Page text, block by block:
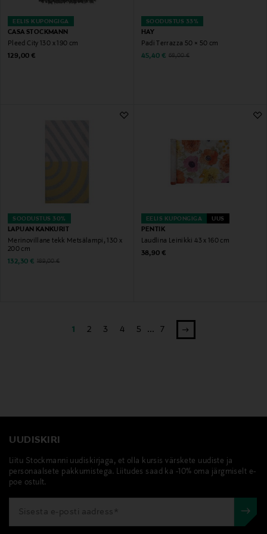
EELIS KUPONGIGA
CASA STOCKMANN
Pleed City 130 x 190 cm
Original Price
129,00 €
SOODUSTUS 33%
HAY
Padi Terrazza 50 × 50 cm
Discounted Price
45,40 € Original Price
68,00 €
SOODUSTUS 30%
LAPUAN KANKURIT
Merinovillane tekk Metsälampi, 130 x
200 cm
Discounted Price
132,30 € Original Price
189,00 €
EELIS KUPONGIGA UUS
PENTIK
Laudlina Leinikki 43 x 160 cm
Original Price
38,90 €
1 2 3 4 5 ... 7
UUDISKIRI
Liitu Stockmanni uudiskirjaga, et olla kursis värskete uudiste ja
personaalsete pakkumistega. Liitudes saad ka -10% oma järgmiselt e-
poe ostult.